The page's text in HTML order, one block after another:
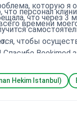
которую я
что через 3
чтобы
Bookimed
содействие!!!
персонал
времени
Hekim Istanbul)